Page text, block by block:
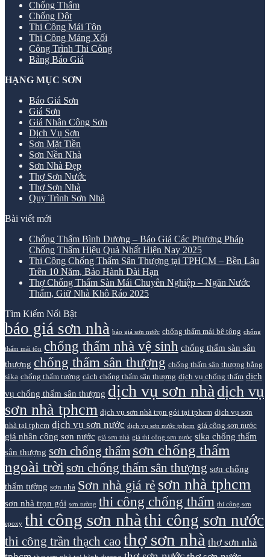
Chống Thấm
Chống Dột
Thi Công Mái Tôn
Thi Công Máng Xối
Công Trình Thi Công
Bảng Báo Giá
HẠNG MỤC SƠN
Báo Giá Sơn
Giá Sơn
Giá Nhân Công Sơn
Dịch Vụ Sơn
Sơn Mặt Tiền
Sơn Nền Nhà
Sơn Nhà Đẹp
Thợ Sơn Nước
Thợ Sơn Nhà
Quy Trình Sơn Nhà
Bài viết mới
Chống Thấm Bình Dương – Báo Giá Các Phương Pháp
Chống Thấm Hiệu Quả Nhất Hiện Nay 2025
Thi Công Chống Thấm Sân Thượng tại TPHCM – Bền Lâu
Trên 10 Năm, Bảo Hành Dài Hạn
Thợ Chống Thấm Sàn Mái Chuyên Nghiệp – Ngăn Nước
Thấm, Giữ Nhà Khô Ráo 2025
Tìm Kiếm Nổi Bật
báo giá sơn nhà báo giá sơn nước chống thấm mái bê tông chống
thấm mái tôn chống thấm nhà vệ sinh chống thấm sàn sân
thượng chống thấm sân thượng chống thấm sân thượng bằng
sika chống thấm tường cách chống thấm sân thượng dịch vụ chống thấm dịch
vụ chống thấm sân thượng dịch vụ sơn nhà dịch vụ
sơn nhà tphcm dịch vụ sơn nhà trọn gói tại tphcm dịch vụ sơn
nhà tại tphcm dịch vụ sơn nước dịch vụ sơn nước tphcm giá công sơn nước
giá nhân công sơn nước giá sơn nhà giá thi công sơn nước sika chống thấm
sân thượng sơn chống thấm sơn chống thấm
ngoài trời sơn chống thấm sân thượng sơn chống
thấm tường sơn nhà Sơn nhà giá rẻ sơn nhà tphcm
sơn nhà trọn gói sơn tường thi công chống thấm thi công sơn
epoxy thi công sơn nhà thi công sơn nước
thi công trần thạch cao thợ sơn nhà thợ sơn nhà